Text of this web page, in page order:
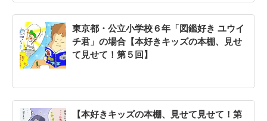
東京都・公立小学校６年「図鑑好き ユウイ
チ君」の場合【本好きキッズの本棚、見せ
て見せて！第５回】
【本好きキッズの本棚、見せて見せて！第